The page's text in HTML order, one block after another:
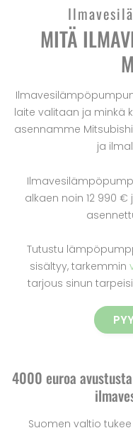
MITÄ
laite valitaan ja minkä
asennamme
ja
alkaen noin 12 990
Tutustu
sisältyy, tarkemmin
tarjous sinun
4000 euroa
Suomen valtio